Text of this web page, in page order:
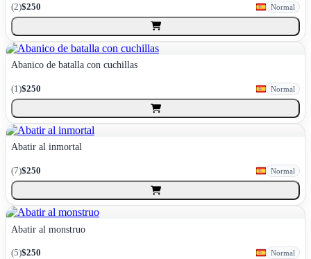
(2)$250 Normal
Abanico de batalla con cuchillas
(1)$250 Normal
Abatir al inmortal
(7)$250 Normal
Abatir al monstruo
(5)$250 Normal